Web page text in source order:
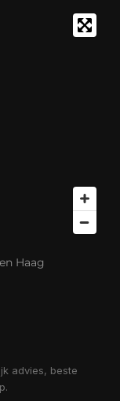
Haag
advies, beste